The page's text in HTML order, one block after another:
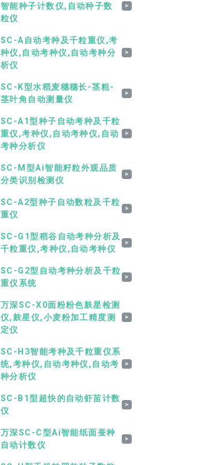
智能种子计数仪,自动种子数
粒仪
>
SC-A自动考种及千粒重仪,考
种仪,自动考种仪,自动考种分
析仪
>
SC-K型水稻麦穗穗长-茎粗-
茎叶角自动测量仪
>
SC-A1型种子自动考种及千粒
重仪,考种仪,自动考种仪,自动
考种分析仪
>
SC-M型Ai智能籽粒外观品质
分类识别检测仪
>
SC-A2型种子自动数粒及千粒
重仪
>
SC-G1型稻谷自动考种分析及
千粒重仪,考种仪,自动考种仪
>
SC-G2型自动考种分析及千粒
重仪系统
>
万深SC-X0面粉粉色麸星检测
仪,麸星仪,小麦粉加工精度测
定仪
>
SC-H3智能考种及千粒重仪系
统,考种仪,自动考种仪,自动考
种分析仪
>
SC-B1型超快的自动虾苗计数
仪
>
万深SC-C型Ai智能纸面蚕种
自动计数仪
>